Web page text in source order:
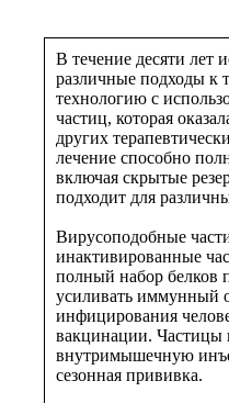
В течение десяти лет
различные подходы к
технологию с
частиц, которая
других
лечение способно
включая скрытые
подходит для
Вирусоподобные
инактивированные
полный набор белков
усиливать иммунный
инфицирования
вакцинации. Частицы
внутримышечную
сезонная прививка.